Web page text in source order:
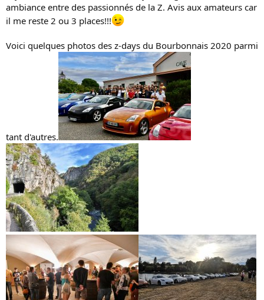
ambiance entre des passionnés de la Z. Avis aux amateurs car
il me reste 2 ou 3 places!!!
Voici quelques photos des z-days du Bourbonnais 2020 parmi
tant d'autres.